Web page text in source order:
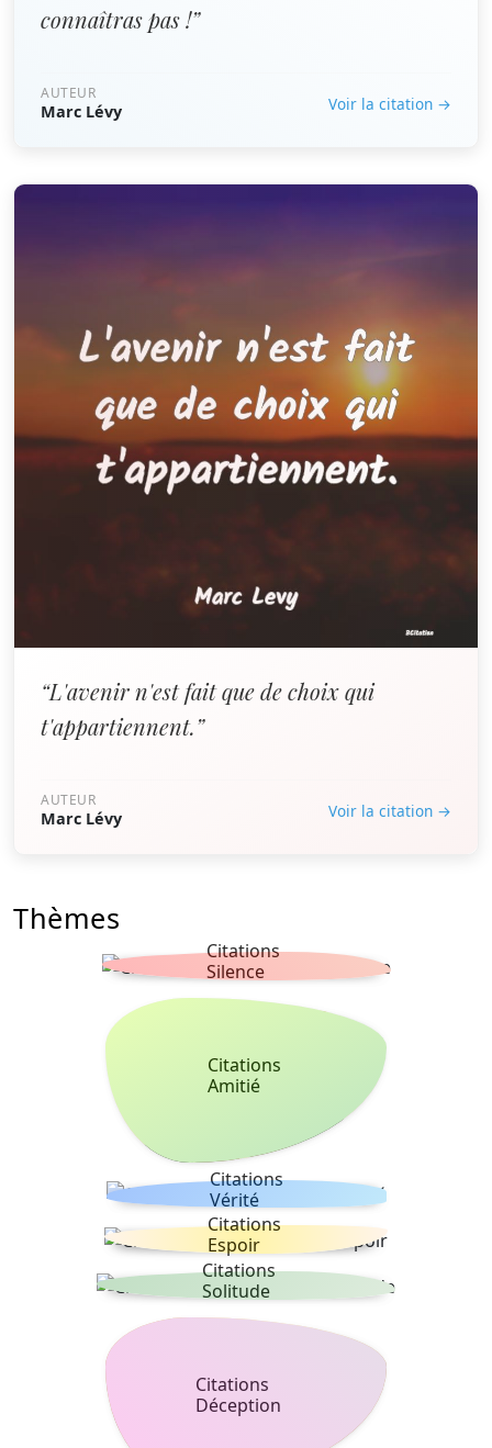
connaîtras pas !”
AUTEUR
Marc Lévy Voir la citation →
“L'avenir n'est fait que de choix qui
t'appartiennent.”
AUTEUR
Marc Lévy Voir la citation →
Thèmes
Citations
Silence
Citations
Amitié
Citations
Vérité
Citations
Espoir
Citations
Solitude
Citations
Déception